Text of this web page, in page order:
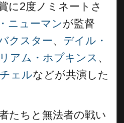
に2度ノミネートさ
ニューマンが監督
クスター、 デイル・
アム・ホプキンス 、
ェルなどが共演した
たちと無法者の戦い